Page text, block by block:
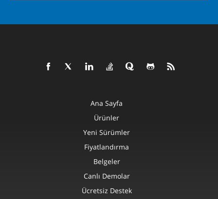
Ana Sayfa
Ürünler
Yeni Sürümler
Fiyatlandırma
Belgeler
Canlı Demolar
Ücretsiz Destek